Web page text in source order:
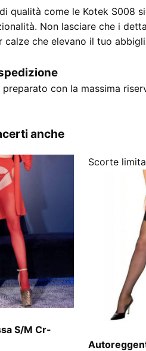
qualità come le Kotek S008
Non lasciare che i
che elevano il tuo
preparato con la massima
anche
S/M Cr-
Scorte